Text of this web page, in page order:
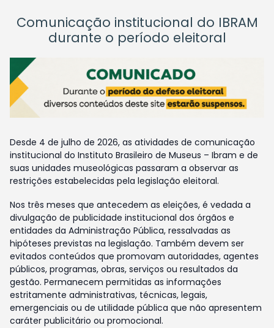
Comunicação institucional do IBRAM
durante o período eleitoral
Desde 4 de julho de 2026, as atividades de comunicação
institucional do Instituto Brasileiro de Museus – Ibram e de
suas unidades museológicas passaram a observar as
restrições estabelecidas pela legislação eleitoral.
Nos três meses que antecedem as eleições, é vedada a
divulgação de publicidade institucional dos órgãos e
entidades da Administração Pública, ressalvadas as
hipóteses previstas na legislação. Também devem ser
evitados conteúdos que promovam autoridades, agentes
públicos, programas, obras, serviços ou resultados da
gestão. Permanecem permitidas as informações
estritamente administrativas, técnicas, legais,
emergenciais ou de utilidade pública que não apresentem
caráter publicitário ou promocional.